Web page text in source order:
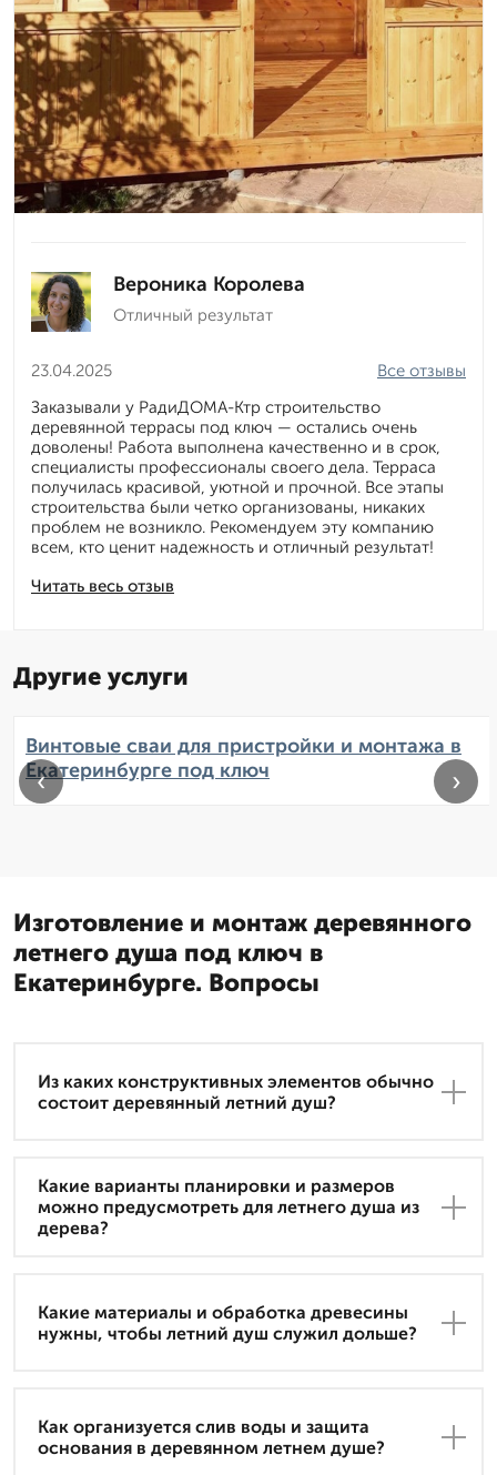
Вероника Королева
Отличный результат
23.04.2025
Читать весь отзыв
Все отзывы
Заказывали у РадиДОМА-Ктр строительство
деревянной террасы под ключ — остались очень
доволены! Работа выполнена качественно и в срок,
специалисты профессионалы своего дела. Терраса
получилась красивой, уютной и прочной. Все этапы
строительства были четко организованы, никаких
проблем не возникло. Рекомендуем эту компанию
всем, кто ценит надежность и отличный результат!
Другие услуги
Винтовые сваи для пристройки и монтажа в
Екатеринбурге под ключ
‹ ›
Изготовление и монтаж деревянного
летнего душа под ключ в
Екатеринбурге. Вопросы
Из каких конструктивных элементов обычно
состоит деревянный летний душ?
Какие варианты планировки и размеров
можно предусмотреть для летнего душа из
дерева?
Какие материалы и обработка древесины
нужны, чтобы летний душ служил дольше?
Как организуется слив воды и защита
основания в деревянном летнем душе?